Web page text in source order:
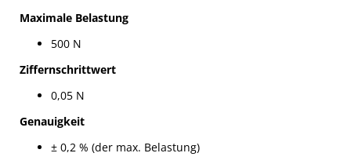
Maximale Belastung
500 N
Ziffernschrittwert
0,05 N
Genauigkeit
± 0,2 % (der max. Belastung)